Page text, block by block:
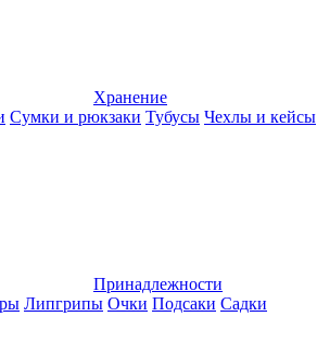
Хранение
Сумки и рюкзаки Тубусы Чехлы и кейсы
Принадлежности
Липгрипы Очки Подсаки Садки